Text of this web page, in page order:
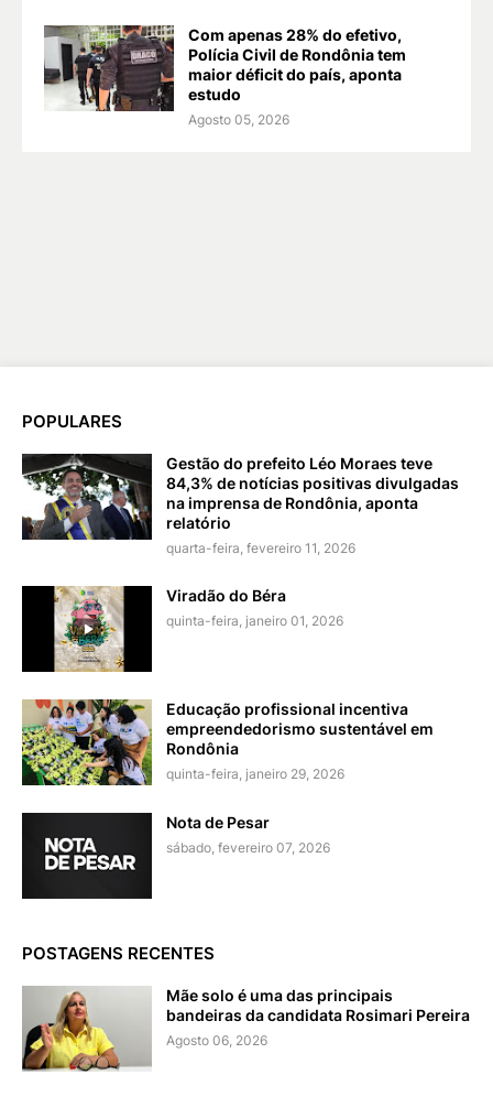
Com apenas 28% do efetivo,
Polícia Civil de Rondônia tem
maior déficit do país, aponta
estudo
Agosto 05, 2026
POPULARES
Gestão do prefeito Léo Moraes teve
84,3% de notícias positivas divulgadas
na imprensa de Rondônia, aponta
relatório
quarta-feira, fevereiro 11, 2026
Viradão do Béra
quinta-feira, janeiro 01, 2026
Educação profissional incentiva
empreendedorismo sustentável em
Rondônia
quinta-feira, janeiro 29, 2026
Nota de Pesar
sábado, fevereiro 07, 2026
POSTAGENS RECENTES
Mãe solo é uma das principais
bandeiras da candidata Rosimari Pereira
Agosto 06, 2026